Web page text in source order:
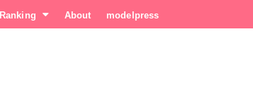
Ranking About modelpress